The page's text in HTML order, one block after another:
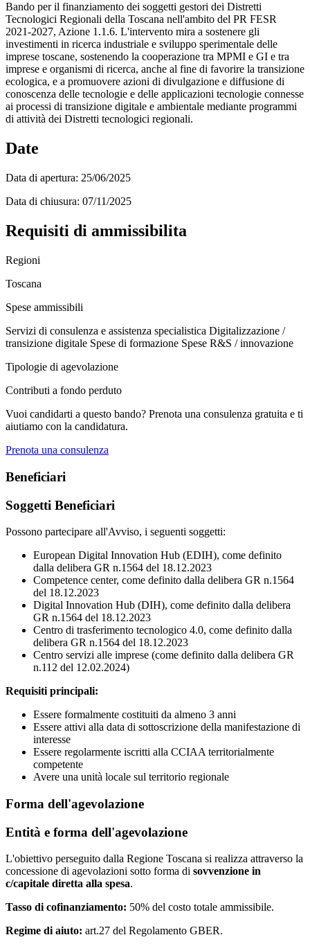
Bando per il finanziamento dei soggetti gestori dei Distretti
Tecnologici Regionali della Toscana nell'ambito del PR FESR
2021-2027, Azione 1.1.6. L'intervento mira a sostenere gli
investimenti in ricerca industriale e sviluppo sperimentale delle
imprese toscane, sostenendo la cooperazione tra MPMI e GI e tra
imprese e organismi di ricerca, anche al fine di favorire la transizione
ecologica, e a promuovere azioni di divulgazione e diffusione di
conoscenza delle tecnologie e delle applicazioni tecnologie connesse
ai processi di transizione digitale e ambientale mediante programmi
di attività dei Distretti tecnologici regionali.
Date
Data di apertura: 25/06/2025
Data di chiusura: 07/11/2025
Requisiti di ammissibilita
Regioni
Toscana
Spese ammissibili
Servizi di consulenza e assistenza specialistica Digitalizzazione /
transizione digitale Spese di formazione Spese R&S / innovazione
Tipologie di agevolazione
Contributi a fondo perduto
Vuoi candidarti a questo bando? Prenota una consulenza gratuita e ti
aiutiamo con la candidatura.
Prenota una consulenza
Beneficiari
Soggetti Beneficiari
Possono partecipare all'Avviso, i seguenti soggetti:
European Digital Innovation Hub (EDIH), come definito
dalla delibera GR n.1564 del 18.12.2023
Competence center, come definito dalla delibera GR n.1564
del 18.12.2023
Digital Innovation Hub (DIH), come definito dalla delibera
GR n.1564 del 18.12.2023
Centro di trasferimento tecnologico 4.0, come definito dalla
delibera GR n.1564 del 18.12.2023
Centro servizi alle imprese (come definito dalla delibera GR
n.112 del 12.02.2024)
Requisiti principali:
Essere formalmente costituiti da almeno 3 anni
Essere attivi alla data di sottoscrizione della manifestazione di
interesse
Essere regolarmente iscritti alla CCIAA territorialmente
competente
Avere una unità locale sul territorio regionale
Forma dell'agevolazione
Entità e forma dell'agevolazione
L'obiettivo perseguito dalla Regione Toscana si realizza attraverso la
concessione di agevolazioni sotto forma di sovvenzione in
c/capitale diretta alla spesa.
Tasso di cofinanziamento: 50% del costo totale ammissibile.
Regime di aiuto: art.27 del Regolamento GBER.